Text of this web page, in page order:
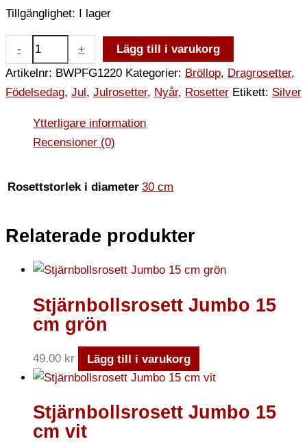
Tillgänglighet: I lager
- +
Lägg till i varukorg
Artikelnr: BWPFG1220 Kategorier: Bröllop, Dragrosetter,
Födelsedag, Jul , Julrosetter, Nyår, Rosetter Etikett: Silver
Ytterligare information
Recensioner (0)
Rosettstorlek i diameter 30 cm
Relaterade produkter
Stjärnbollsrosett Jumbo 15
cm grön
49.00 kr Lägg till i varukorg
Stjärnbollsrosett Jumbo 15
cm vit